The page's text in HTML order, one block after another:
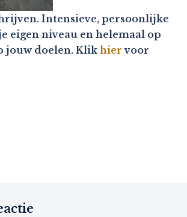
Intensieve, persoonlijke
eigen niveau en helemaal op
jouw doelen. Klik hier voor